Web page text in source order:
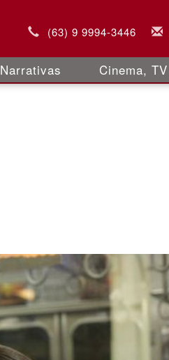
(63) 9 9994-3446
Narrativas Cinema,